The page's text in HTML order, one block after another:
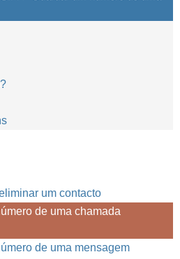
um contacto
de uma chamada
de uma mensagem